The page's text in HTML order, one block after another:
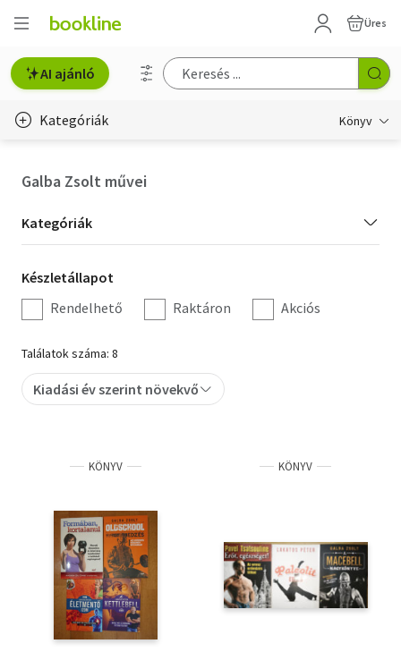
Üres
AI ajánló
Kategóriák Könyv
Hobbi, szabadidő
Irodalom
Művészet
Szakkönyv
Tankönyv, segédkönyv
Társadalomtudomány
Természettudomány
Történelem
Galba Zsolt művei
Kategória
szűrés
Kategóriák
Készletállapot
szűrés
Készletállapot
Rendelhető
Raktáron Akciós
Találatok száma: 8
Kiadási év szerint növekvő
KÖNYV KÖNYV